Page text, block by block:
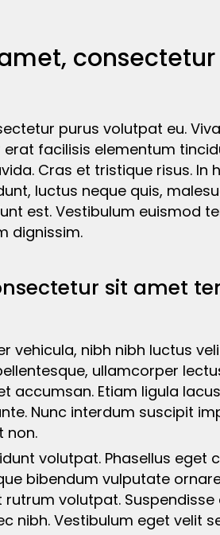
consectetur
purus volutpat eu.
facilisis elementum
Cras et tristique risus. In
luctus neque quis,
est. Vestibulum euismod
dignissim.
sit amet
vehicula, nibh nibh luctus
ullamcorper
accumsan. Etiam ligula
Nunc interdum suscipit
non.
volutpat. Phasellus eget
bibendum vulputate
volutpat. Suspendisse
nibh. Vestibulum eget velit